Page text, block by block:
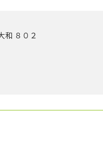
和 ８０２